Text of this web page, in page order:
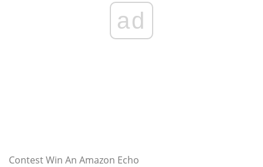
ad
Contest Win An Amazon Echo